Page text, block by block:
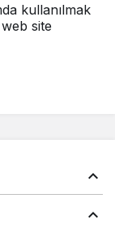
kullanılmak
site